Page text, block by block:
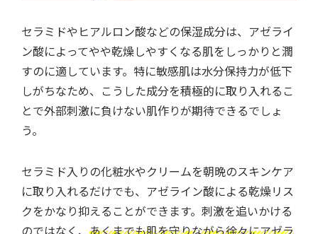
セラミドやヒアルロン酸などの保湿成分は、アゼライ
ン酸によってやや乾燥しやすくなる肌をしっかりと潤
すのに適しています。特に敏感肌は水分保持力が低下
しがちなため、こうした成分を積極的に取り入れるこ
とで外部刺激に負けない肌作りが期待できるでしょ
う。
セラミド入りの化粧水やクリームを朝晩のスキンケア
に取り入れるだけでも、アゼライン酸による乾燥リス
クをかなり抑えることができます。刺激を追いかける
のではなく、 あくまでも肌を守りながら徐々にアゼラ